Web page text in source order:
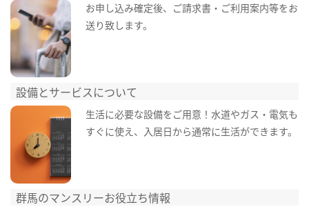
お申し込み確定後、ご請求書・ご利用案内等をお
送り致します。
設備とサービスについて
生活に必要な設備をご用意！水道やガス・電気も
すぐに使え、入居日から通常に生活ができます。
群馬のマンスリーお役立ち情報